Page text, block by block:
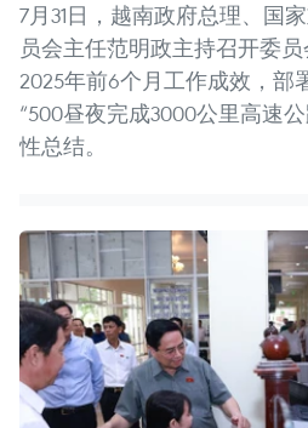
7月31日，越南政府总理、国
员会主任范明政主持召开委
2025年前6个月工作成效，部
“500昼夜完成3000公里高速
性总结。